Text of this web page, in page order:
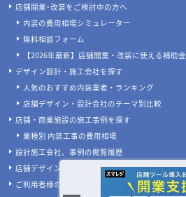
店舗開業･改装をご検討中の方へ
内装の費用相場シミュレーター
無料相談フォーム
【2026年最新】店舗開業・改装に使える補助金
デザイン設計・施工会社を探す
人気のおすすめ内装業者・ランキング
店舗デザイン・設計会社のテーマ別比較
店舗・商業施設の施工事例を探す
業種別 内装工事の費用相場
設計施工会社、事例の閲覧履歴
店舗デザインのプロに聞いてみた！
ご利用者様の声